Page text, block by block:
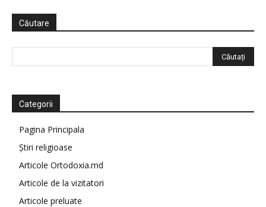
Căutare
Categorii
Pagina Principala
Știri religioase
Articole Ortodoxia.md
Articole de la vizitatori
Articole preluate